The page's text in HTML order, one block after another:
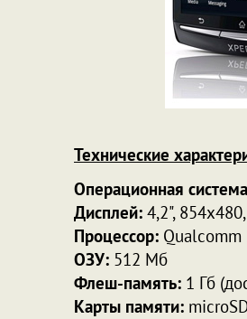
Технические
Операционная
Дисплей: 4,2",
Процессор: Qualcomm
ОЗУ: 512 Мб
Флеш-память: 1 Гб
Карты памяти: